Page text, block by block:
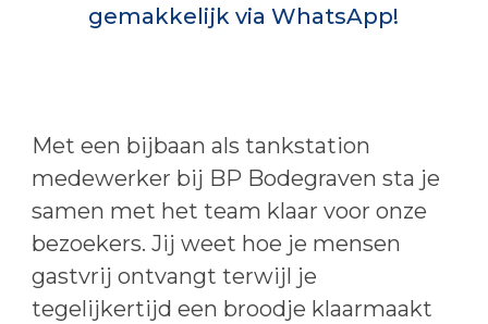
gemakkelijk via WhatsApp!
Met een bijbaan als tankstation
medewerker bij BP Bodegraven sta je
samen met het team klaar voor onze
bezoekers. Jij weet hoe je mensen
gastvrij ontvangt terwijl je
tegelijkertijd een broodje klaarmaakt